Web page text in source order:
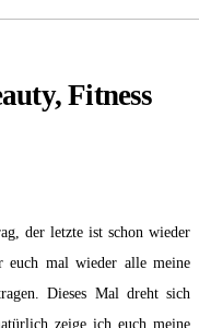
Fitness
der letzte ist schon wieder
euch mal wieder alle meine
Dieses Mal dreht sich
zeige ich euch meine